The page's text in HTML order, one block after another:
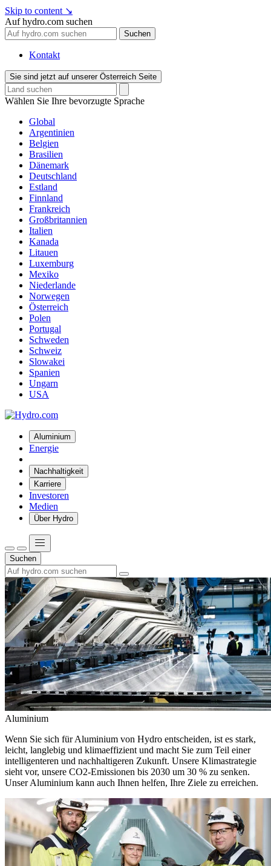
Skip to content ↘
Auf hydro.com suchen
Suchen
Kontakt
Sie sind jetzt auf unserer Österreich Seite
Wählen Sie Ihre bevorzugte Sprache
Global
Argentinien
Belgien
Brasilien
Dänemark
Deutschland
Estland
Finnland
Frankreich
Großbritannien
Italien
Kanada
Litauen
Luxemburg
Mexiko
Niederlande
Norwegen
Österreich
Polen
Portugal
Schweden
Schweiz
Slowakei
Spanien
Ungarn
USA
Aluminium
Energie
Nachhaltigkeit
Karriere
Investoren
Medien
Über Hydro
Suchen
Aluminium
Wenn Sie sich für Aluminium von Hydro entscheiden, ist es stark,
leicht, langlebig und klimaeffizient und macht Sie zum Teil einer
intelligenteren und nachhaltigeren Zukunft. Unsere Klimastrategie
sieht vor, unsere CO2-Emissionen bis 2030 um 30 % zu senken.
Unser Aluminium kann auch Ihnen helfen, Ihre Ziele zu erreichen.